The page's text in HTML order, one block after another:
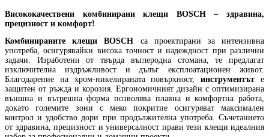
Висококачествени комбинирани клещи BOSCH – здравина,
прецизност и комфорт!
Комбинираните клещи BOSCH
са проектирани за интензивна
употреба, осигурявайки висока точност и надеждност при различни
задачи. Изработени от твърда въглеродна стомана, те предлагат
изключителна издръжливост и дълъг експлоатационен живот.
Благодарение на хром-никелираната повърхност,
инструментът
е
защитен от ръжда и корозия. Ергономичният дизайн с оптимизирана
външна и вътрешна форма позволява плавна и комфортна работа,
докато големите зони с меко покритие осигуряват максимален
контрол и удобство дори при продължителна употреба. Съчетанието
от здравина, прецизност и универсалност прави тези клещи идеалния